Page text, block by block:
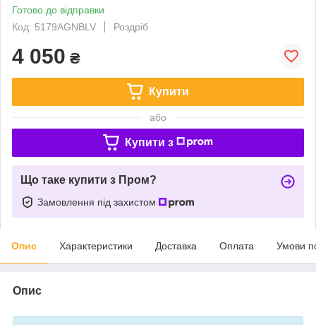
Готово до відправки
Код: 5179AGNBLV
Роздріб
4 050 ₴
Купити
або
Купити з
Що таке купити з Пром?
Замовлення під захистом
Опис Характеристики Доставка Оплата Умови
Опис